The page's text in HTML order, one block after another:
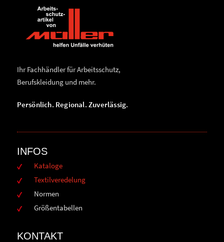
Ihr Fachhändler für Arbeitsschutz,
Berufskleidung und mehr.
Persönlich. Regional. Zuverlässig.
INFOS
Kataloge
Textilveredelung
Normen
Größentabellen
KONTAKT